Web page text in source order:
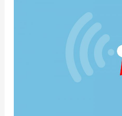
συστήματος υποβολής